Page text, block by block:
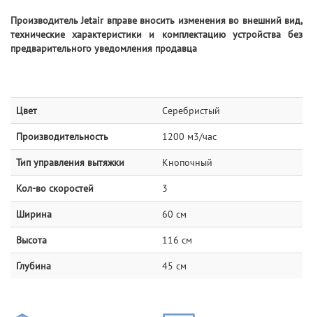
Производитель Jetair вправе вносить изменения во внешний вид,
технические характеристики и комплектацию устройства без
предварительного уведомления продавца
Цвет Серебристый
Производительность 1200 м3/час
Тип управления вытяжки Кнопочный
Кол-во скоростей 3
Ширина 60 см
Высота 116 см
Глубина 45 см